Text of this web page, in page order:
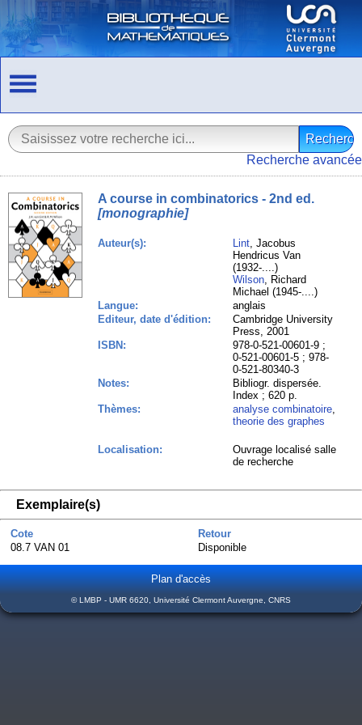
Recherche avancée
A course in combinatorics - 2nd ed.
[monographie]
Auteur(s): Lint, Jacobus
Hendricus Van
(1932-....)
Wilson, Richard
Michael (1945-....)
Langue:
anglais
Editeur, date d'édition:
Cambridge University
Press, 2001
ISBN:
978-0-521-00601-9 ;
0-521-00601-5 ; 978-
0-521-80340-3
Notes:
Bibliogr. dispersée.
Index ; 620 p.
Thèmes:
analyse combinatoire,
theorie des graphes
Localisation:
Ouvrage localisé salle
de recherche
Exemplaire(s)
Cote
Retour
08.7 VAN 01
Disponible
Plan d'accès
© LMBP - UMR 6620, Université Clermont Auvergne, CNRS